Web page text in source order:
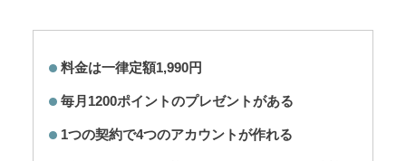
料金は一律定額1,990円
毎月1200ポイントのプレゼントがある
1つの契約で4つのアカウントが作れる